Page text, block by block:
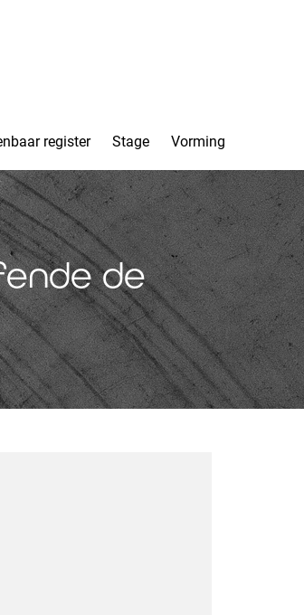
register Stage Vorming
de